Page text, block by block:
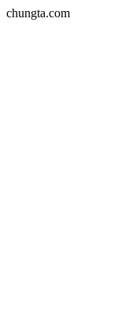
chungta.com